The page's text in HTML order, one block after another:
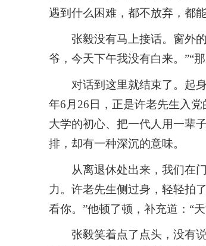
遇到什么困难，都不放弃，都
张毅没有马上接话。窗外
爷，今天下午我没有白来。”“
对话到这里就结束了。起
年6月26日，正是许老先生入
大学的初心、把一代人用一辈
排，却有一种深沉的意味。
从离退休处出来，我们在
力。许老先生侧过身，轻轻拍
看你。”他顿了顿，补充道：“
张毅笑着点了点头，没有